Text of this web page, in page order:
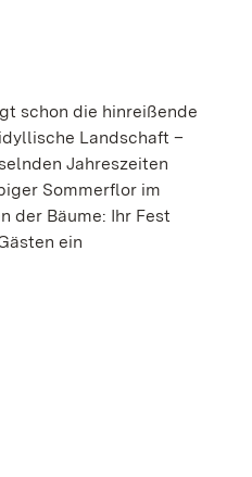
schon die hinreißende
Landschaft –
Jahreszeiten
Sommerflor im
der Bäume: Ihr Fest
ein